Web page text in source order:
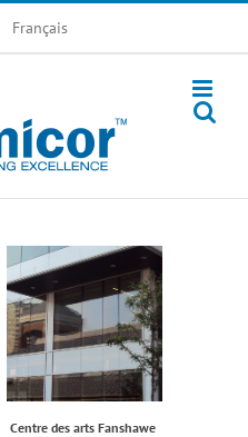
Français
Centre des arts Fanshawe